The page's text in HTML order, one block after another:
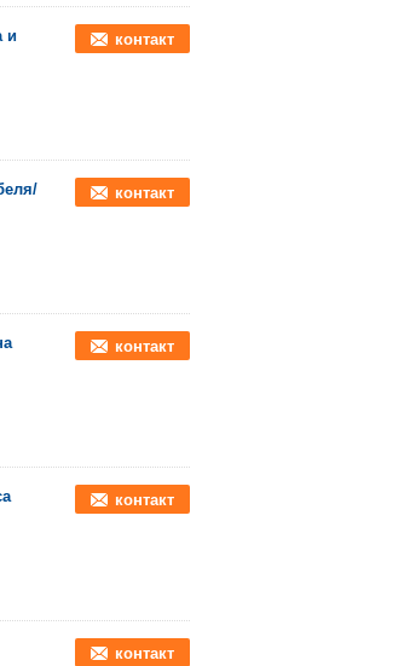
и
контакт
контакт
контакт
контакт
контакт